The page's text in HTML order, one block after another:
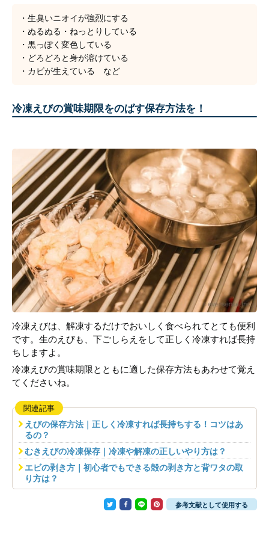
・生臭いニオイが強烈にする
・ぬるぬる・ねっとりしている
・黒っぽく変色している
・どろどろと身が溶けている
・カビが生えている など
冷凍えびの賞味期限をのばす保存方法を！
冷凍えびは、解凍するだけでおいしく食べられてとても便利
です。生のえびも、下ごしらえをして正しく冷凍すれば長持
ちしますよ。
冷凍えびの賞味期限とともに適した保存方法もあわせて覚え
てくださいね。
関連記事
えびの保存方法｜正しく冷凍すれば長持ちする！コツはあ
るの？
むきえびの冷凍保存｜冷凍や解凍の正しいやり方は？
エビの剥き方｜初心者でもできる殻の剥き方と背ワタの取
り方は？
参考文献として使用する